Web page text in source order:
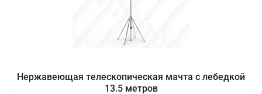
Нержавеющая телескопическая мачта с лебедкой
13.5 метров